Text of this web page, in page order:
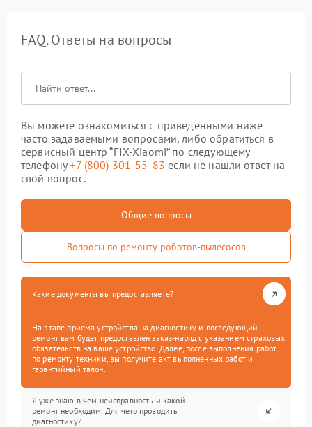
FAQ. Ответы на вопросы
Вы можете ознакомиться с приведенными ниже
часто задаваемыми вопросами, либо обратиться в
сервисный центр “FIX-Xiaomi” по следующему
телефону+7 (800) 301-55-83 если не нашли ответ на
свой вопрос.
Общие вопросы
Вопросы по ремонту роботов-пылесосов
Какие документы вы предоставляете?
На этапе приема устройства на диагностику и последующий
ремонт вам будет предоставлен заказ-наряд с указанием страховых
обязательств на ваше устройство. Далее, после выполнения работ
по ремонту техники, вы получите акт выполненных работ и
гарантийный талон.
Я уже знаю в чем неисправность и какой
ремонт необходим. Для чего проводить
диагностику?